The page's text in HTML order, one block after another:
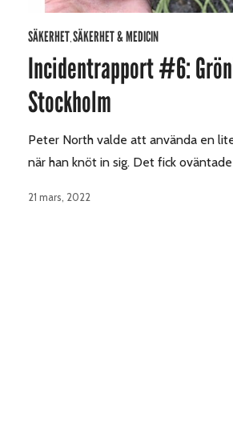
SÄKERHET,SÄKERHET & MEDICIN
Incidentrapport #6:
Stockholm
Peter North valde att använda en
när han knöt in sig. Det fick
21 mars, 2022